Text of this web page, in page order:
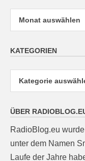
Archiv
KATEGORIEN
ÜBER
RadioBlog.eu
unter dem Namen
Laufe der Jahre